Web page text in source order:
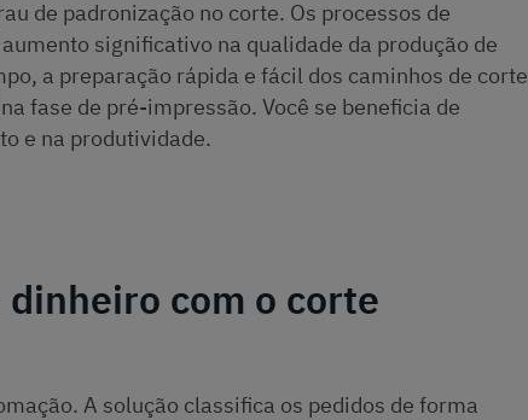
de padronização no corte. Os processos de
significativo na qualidade da produção de
a preparação rápida e fácil dos caminhos de corte
fase de pré-impressão. Você se beneficia de
e na produtividade.
com o corte
A solução classifica os pedidos de forma